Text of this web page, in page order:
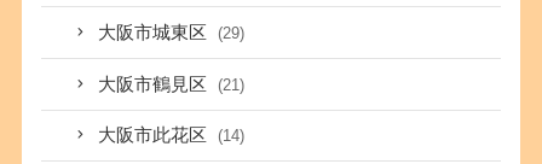
大阪市城東区 (29)
大阪市鶴見区 (21)
大阪市此花区 (14)